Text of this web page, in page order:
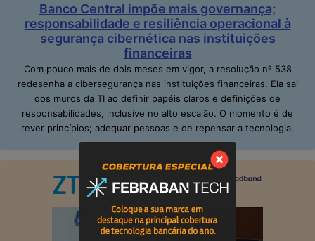
Banco Central impõe mais governança;
responsabilidade e resiliência operacional à
segurança cibernética nas instituições
financeiras
Com pouco mais de dois meses em vigor, a resolução nº 538
redesenha a cibersegurança nas instituições financeiras. Ela sai
dos muros da TI ao definir papéis claros e definições de
responsabilidades, inclusive no alto escalão. O momento é de
rever princípios; adequar pessoas e de repensar a tecnologia.